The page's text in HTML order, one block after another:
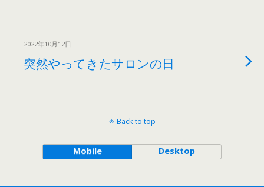
2022年10月12日
突然やってきたサロンの日
Back to top
Mobile Desktop